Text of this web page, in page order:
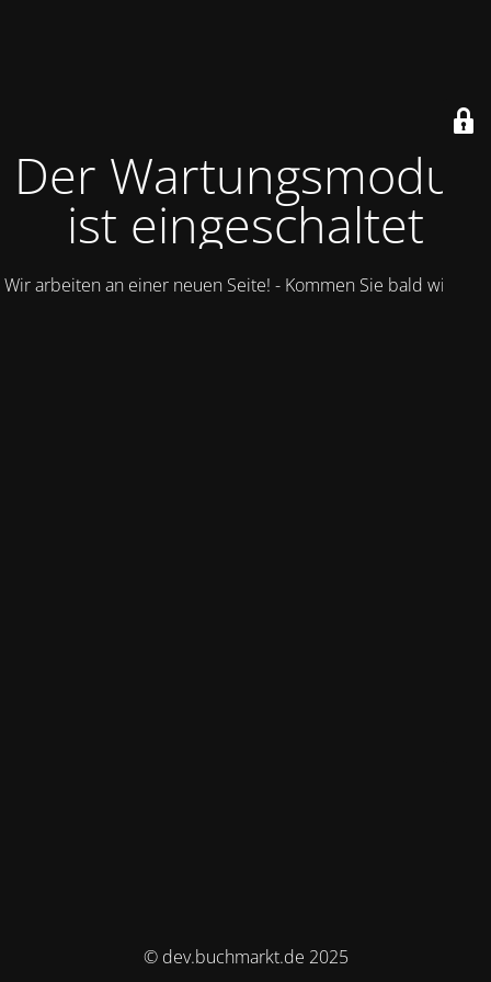
Der Wartungsmodus
ist eingeschaltet
Wir arbeiten an einer neuen Seite! - Kommen Sie bald wieder.
© dev.buchmarkt.de 2025